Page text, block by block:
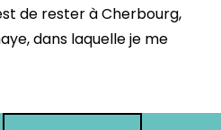
de rester à Cherbourg,
dans laquelle je me